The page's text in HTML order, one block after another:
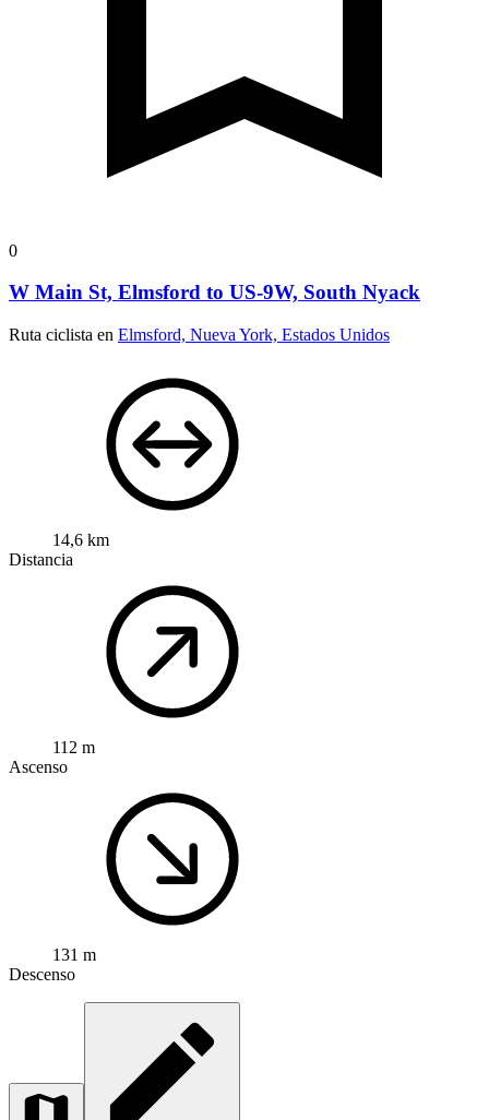
0
W Main St, Elmsford to US-9W, South Nyack
Ruta ciclista en Elmsford, Nueva York, Estados Unidos
14,6 km
Distancia
112 m
Ascenso
131 m
Descenso